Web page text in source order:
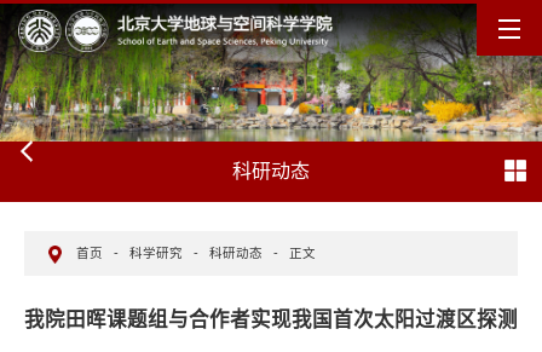
科研动态
首页 - 科学研究 - 科研动态 - 正文
我院田晖课题组与合作者实现我国首次太阳过渡区探测